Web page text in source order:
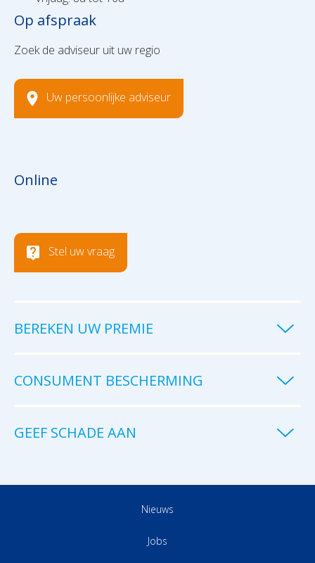
Op afspraak
Zoek de adviseur uit uw regio
Uw persoonlijke adviseur
Online
Stel uw vraag
BEREKEN UW PREMIE
CONSUMENT BESCHERMING
GEEF SCHADE AAN
Nieuws
Jobs